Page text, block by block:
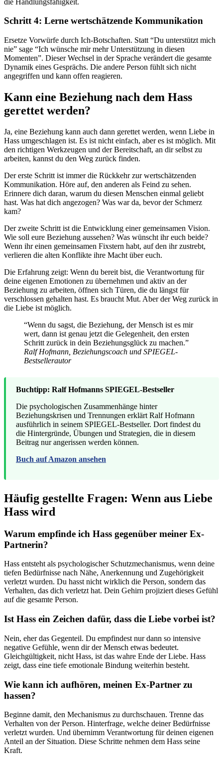
Schritt 4: Lerne wertschätzende Kommunikation
Ersetze Vorwürfe durch Ich-Botschaften. Statt “Du unterstützt mich
nie” sage “Ich wünsche mir mehr Unterstützung in diesen
Momenten”. Dieser Wechsel in der Sprache verändert die gesamte
Dynamik eines Gesprächs. Die andere Person fühlt sich nicht
angegriffen und kann offen reagieren.
Kann eine Beziehung nach dem Hass
gerettet werden?
Ja, eine Beziehung kann auch dann gerettet werden, wenn Liebe in
Hass umgeschlagen ist. Es ist nicht einfach, aber es ist möglich. Mit
den richtigen Werkzeugen und der Bereitschaft, an dir selbst zu
arbeiten, kannst du den Weg zurück finden.
Der erste Schritt ist immer die Rückkehr zur wertschätzenden
Kommunikation. Höre auf, den anderen als Feind zu sehen.
Erinnere dich daran, warum du diesen Menschen einmal geliebt
hast. Was hat dich angezogen? Was war da, bevor der Schmerz
kam?
Der zweite Schritt ist die Entwicklung einer gemeinsamen Vision.
Wie soll eure Beziehung aussehen? Was wünscht ihr euch beide?
Wenn ihr einen gemeinsamen Fixstern habt, auf den ihr zustrebt,
verlieren die alten Konflikte ihre Macht über euch.
Die Erfahrung zeigt: Wenn du bereit bist, die Verantwortung für
deine eigenen Emotionen zu übernehmen und aktiv an der
Beziehung zu arbeiten, öffnen sich Türen, die du längst für
verschlossen gehalten hast. Es braucht Mut. Aber der Weg zurück in
die Liebe ist möglich.
“Wenn du sagst, die Beziehung, der Mensch ist es mir
wert, dann ist genau jetzt die Gelegenheit, den ersten
Schritt zurück in dein Beziehungsglück zu machen.”
Ralf Hofmann, Beziehungscoach und SPIEGEL-
Bestsellerautor
Buchtipp: Ralf Hofmanns SPIEGEL-Bestseller
Die psychologischen Zusammenhänge hinter
Beziehungskrisen und Trennungen erklärt Ralf Hofmann
ausführlich in seinem SPIEGEL-Bestseller. Dort findest du
die Hintergründe, Übungen und Strategien, die in diesem
Beitrag nur angerissen werden können.
Buch auf Amazon ansehen
Häufig gestellte Fragen: Wenn aus Liebe
Hass wird
Warum empfinde ich Hass gegenüber meiner Ex-
Partnerin?
Hass entsteht als psychologischer Schutzmechanismus, wenn deine
tiefen Bedürfnisse nach Nähe, Anerkennung und Zugehörigkeit
verletzt wurden. Du hasst nicht wirklich die Person, sondern das
Verhalten, das dich verletzt hat. Dein Gehirn projiziert dieses Gefühl
auf die gesamte Person.
Ist Hass ein Zeichen dafür, dass die Liebe vorbei ist?
Nein, eher das Gegenteil. Du empfindest nur dann so intensive
negative Gefühle, wenn dir der Mensch etwas bedeutet.
Gleichgültigkeit, nicht Hass, ist das wahre Ende der Liebe. Hass
zeigt, dass eine tiefe emotionale Bindung weiterhin besteht.
Wie kann ich aufhören, meinen Ex-Partner zu
hassen?
Beginne damit, den Mechanismus zu durchschauen. Trenne das
Verhalten von der Person. Hinterfrage, welche deiner Bedürfnisse
verletzt wurden. Und übernimm Verantwortung für deinen eigenen
Anteil an der Situation. Diese Schritte nehmen dem Hass seine
Kraft.